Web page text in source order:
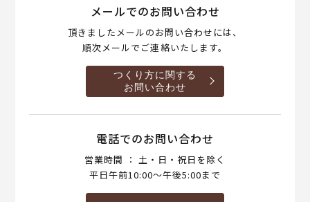
メールでのお問い合わせ
頂きましたメールのお問い合わせには、
順次メールでご連絡いたします。
つくり方に関する
お問い合わせ
電話でのお問い合わせ
営業時間 ： 土・日・祝日を除く
平日午前10:00～午後5:00まで